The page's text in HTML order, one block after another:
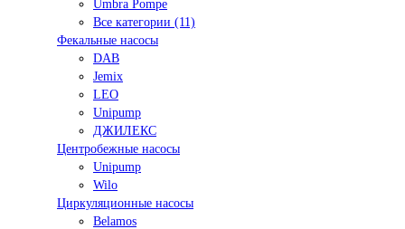
Umbra Pompe
Все категории (11)
Фекальные насосы
DAB
Jemix
LEO
Unipump
ДЖИЛЕКС
Центробежные насосы
Unipump
Wilo
Циркуляционные насосы
Belamos